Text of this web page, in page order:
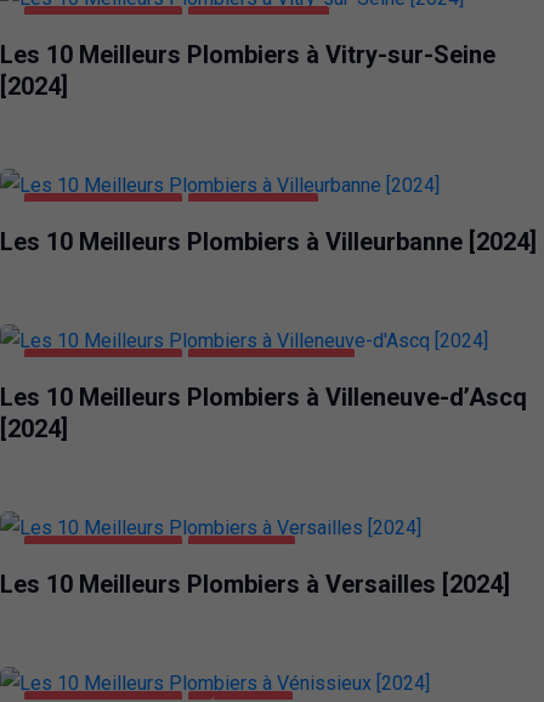
Les 10 Meilleurs Plombiers à Vitry-sur-Seine
[2024]
Les 10 Meilleurs Plombiers à Villeurbanne [2024]
Les 10 Meilleurs Plombiers à Villeneuve-d’Ascq
[2024]
Les 10 Meilleurs Plombiers à Versailles [2024]